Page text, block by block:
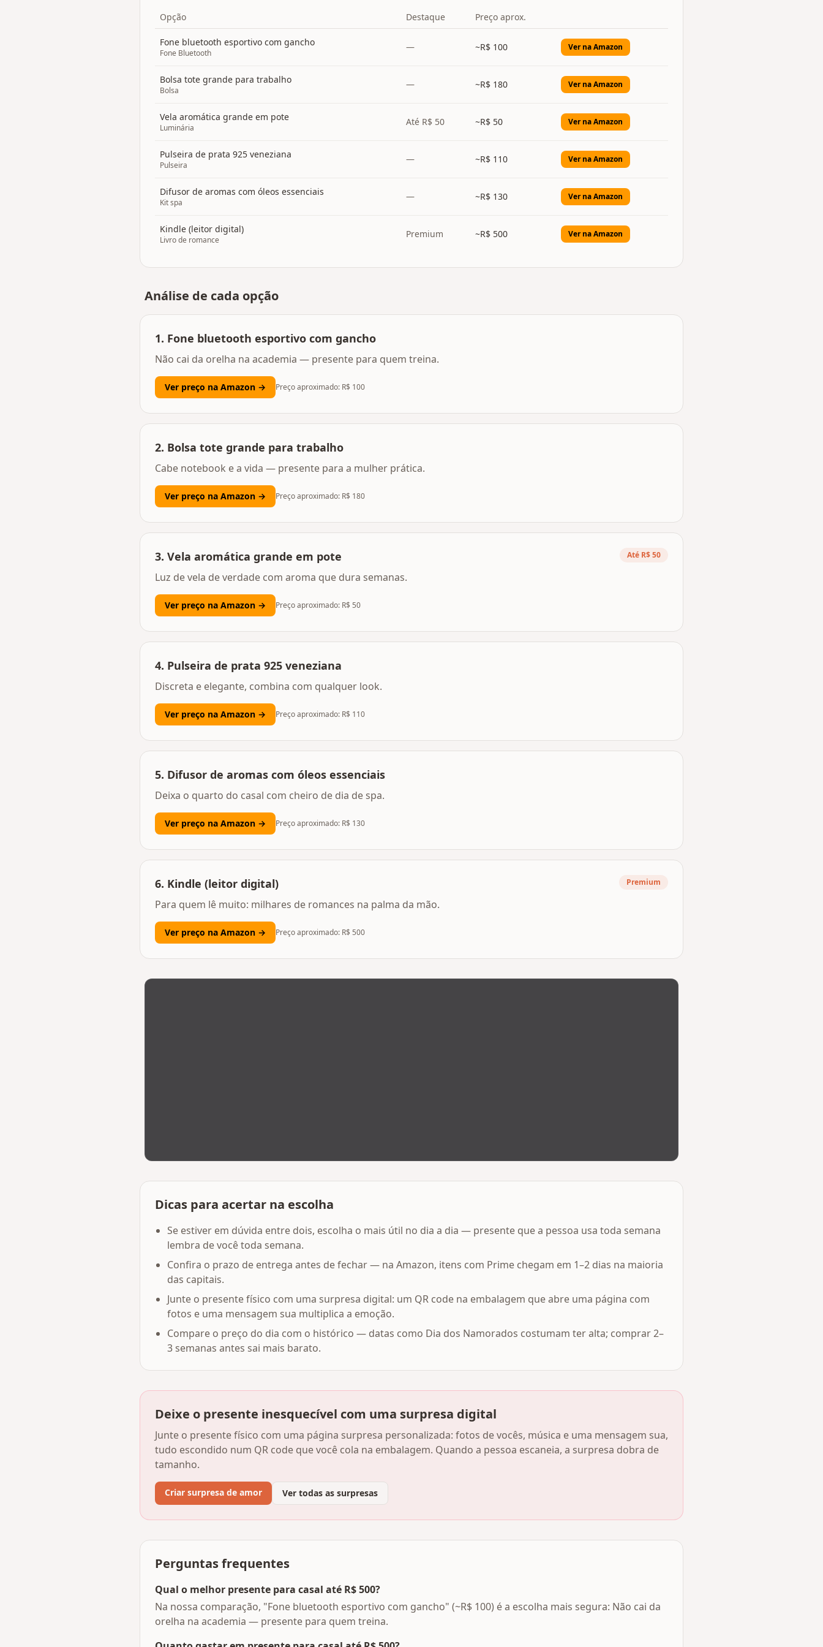
Opção Destaque Preço aprox.
Fone bluetooth esportivo com gancho
Fone Bluetooth
— ~R$ 100 Ver na Amazon
Bolsa tote grande para trabalho
Bolsa
— ~R$ 180 Ver na Amazon
Vela aromática grande em pote
Luminária
Até R$ 50 ~R$ 50 Ver na Amazon
Pulseira de prata 925 veneziana
Pulseira
— ~R$ 110 Ver na Amazon
Difusor de aromas com óleos essenciais
Kit spa
— ~R$ 130 Ver na Amazon
Kindle (leitor digital)
Livro de romance
Premium ~R$ 500 Ver na Amazon
Análise de cada opção
1. Fone bluetooth esportivo com gancho
Não cai da orelha na academia — presente para quem treina.
Ver preço na Amazon → Preço aproximado: R$ 100
2. Bolsa tote grande para trabalho
Cabe notebook e a vida — presente para a mulher prática.
Ver preço na Amazon → Preço aproximado: R$ 180
3. Vela aromática grande em pote Até R$ 50
Luz de vela de verdade com aroma que dura semanas.
Ver preço na Amazon → Preço aproximado: R$ 50
4. Pulseira de prata 925 veneziana
Discreta e elegante, combina com qualquer look.
Ver preço na Amazon → Preço aproximado: R$ 110
5. Difusor de aromas com óleos essenciais
Deixa o quarto do casal com cheiro de dia de spa.
Ver preço na Amazon → Preço aproximado: R$ 130
6. Kindle (leitor digital) Premium
Para quem lê muito: milhares de romances na palma da mão.
Ver preço na Amazon → Preço aproximado: R$ 500
Dicas para acertar na escolha
Se estiver em dúvida entre dois, escolha o mais útil no dia a dia — presente que a pessoa usa toda semana
lembra de você toda semana.
Confira o prazo de entrega antes de fechar — na Amazon, itens com Prime chegam em 1–2 dias na maioria
das capitais.
Junte o presente físico com uma surpresa digital: um QR code na embalagem que abre uma página com
fotos e uma mensagem sua multiplica a emoção.
Compare o preço do dia com o histórico — datas como Dia dos Namorados costumam ter alta; comprar 2–
3 semanas antes sai mais barato.
Deixe o presente inesquecível com uma surpresa digital
Junte o presente físico com uma página surpresa personalizada: fotos de vocês, música e uma mensagem sua,
tudo escondido num QR code que você cola na embalagem. Quando a pessoa escaneia, a surpresa dobra de
tamanho.
Criar surpresa de amor Ver todas as surpresas
Perguntas frequentes
Qual o melhor presente para casal até R$ 500?
Na nossa comparação, "Fone bluetooth esportivo com gancho" (~R$ 100) é a escolha mais segura: Não cai da
orelha na academia — presente para quem treina.